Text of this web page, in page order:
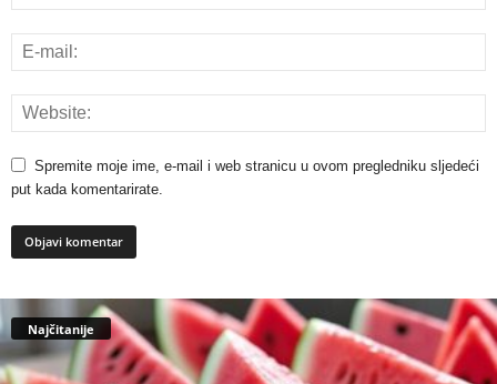
Spremite moje ime, e-mail i web stranicu u ovom pregledniku sljedeći
put kada komentarirate.
Najčitanije